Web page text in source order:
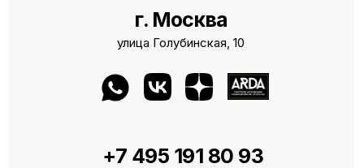
+7 495 191 80 93
г. Москва
улица Голубинская, 10